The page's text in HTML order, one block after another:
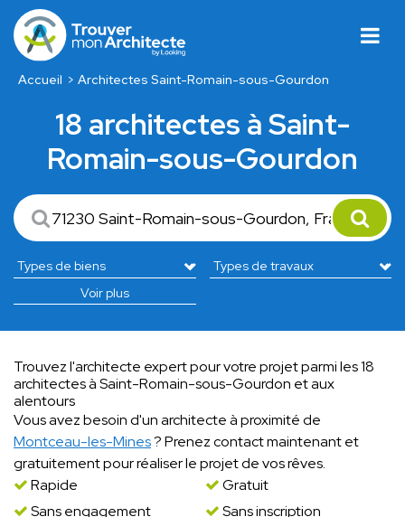
Accueil Architectes Saint-Romain-sous-Gourdon
18 architectes à Saint-
Romain-sous-Gourdon
Voir plus
Trouvez l'architecte expert pour votre projet parmi les 18
architectes à Saint-Romain-sous-Gourdon et aux
alentours
Vous avez besoin d'un architecte à proximité de
Montceau-les-Mines? Prenez contact maintenant et
gratuitement pour réaliser le projet de vos rêves.
Rapide
Gratuit
Sans engagement
Sans inscription